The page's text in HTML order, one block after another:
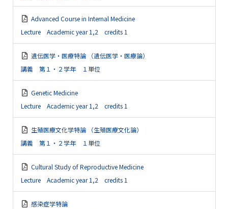
Advanced Course in Internal Medicine
Lecture Academic year 1,2 credits 1
遺伝医学・医療特論 （遺伝医学・医療論）
講義 第１・２学年 １単位
Genetic Medicine
Lecture Academic year 1,2 credits 1
生殖医療文化学特論 （生殖医療文化論）
講義 第１・２学年 １単位
Cultural Study of Reproductive Medicine
Lecture Academic year 1,2 credits 1
感染症学特論